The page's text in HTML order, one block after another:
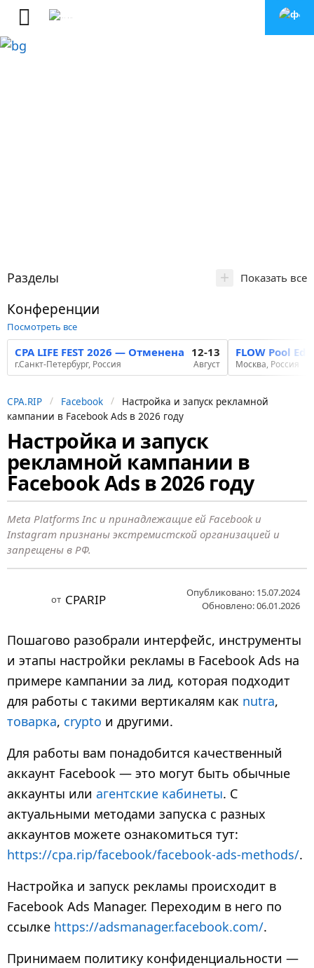
Разделы + Показать все
Конференции
Посмотреть все
CPA LIFE FEST 2026 — Отменена
г.Санкт-Петербург, Россия
12-13
Август
FLOW Pool
Москва, Россия
CPA.RIP Facebook
Настройка и запуск рекламной
кампании в Facebook Ads в 2026 году
2
г
о
д
а
н
а
з
м
е
с
я
ц
в
н
а
з
а
д
Настройка и запуск
рекламной кампании в
Facebook Ads в 2026 году
Meta Platforms Inc и принадлежащие ей Facebook и
Instagram признаны экстремистской организацией и
запрещены в РФ.
от CPARIP
Опубликовано: 15.07.2024
Обновлено: 06.01.2026
Пошагово разобрали интерфейс, инструменты
и этапы настройки рекламы в Facebook Ads на
примере кампании за лид, которая подходит
для работы с такими вертикалям как nutra,
товарка, crypto и другими.
Для работы вам понадобится качественный
аккаунт Facebook — это могут быть обычные
аккаунты или агентские кабинеты. С
актуальными методами запуска с разных
аккаунтов можете ознакомиться тут:
https://cpa.rip/facebook/facebook-ads-methods/.
Настройка и запуск рекламы происходит в
Facebook Ads Manager. Переходим в него по
ссылке https://adsmanager.facebook.com/.
Принимаем политику конфиденциальности —